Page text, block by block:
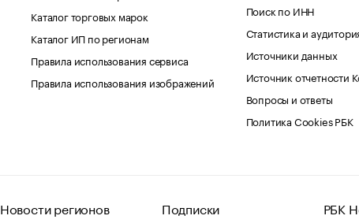
Каталог торговых марок
Каталог ИП по регионам
Правила использования сервиса
Правила использования изображений
Поиск по ИНН
Статистика и
Источники данных
Источник отчетности
Вопросы и ответы
Политика Cookies РБК
Новости регионов Подписки РБК